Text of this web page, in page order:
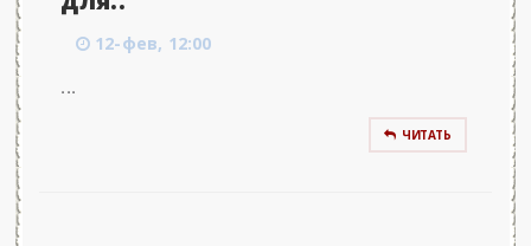
12-фев, 12:00
...
ЧИТАТЬ